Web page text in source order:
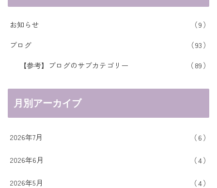
お知らせ
9
ブログ
93
【参考】ブログのサブカテゴリー
89
月別アーカイブ
2026年7月 6
2026年6月 4
2026年5月 4